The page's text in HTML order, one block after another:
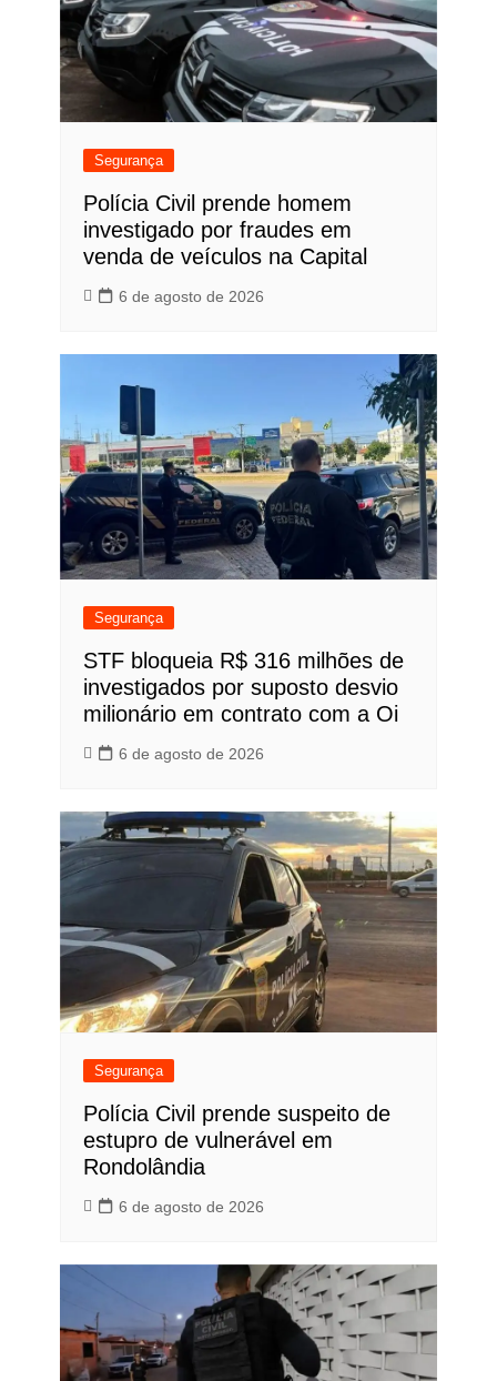
Segurança
Polícia Civil prende homem
investigado por fraudes em
venda de veículos na Capital
6 de agosto de 2026
Segurança
STF bloqueia R$ 316 milhões de
investigados por suposto desvio
milionário em contrato com a Oi
6 de agosto de 2026
Segurança
Polícia Civil prende suspeito de
estupro de vulnerável em
Rondolândia
6 de agosto de 2026